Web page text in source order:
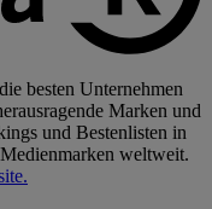
besten Unternehmen
Marken und
und Bestenlisten in
weltweit.